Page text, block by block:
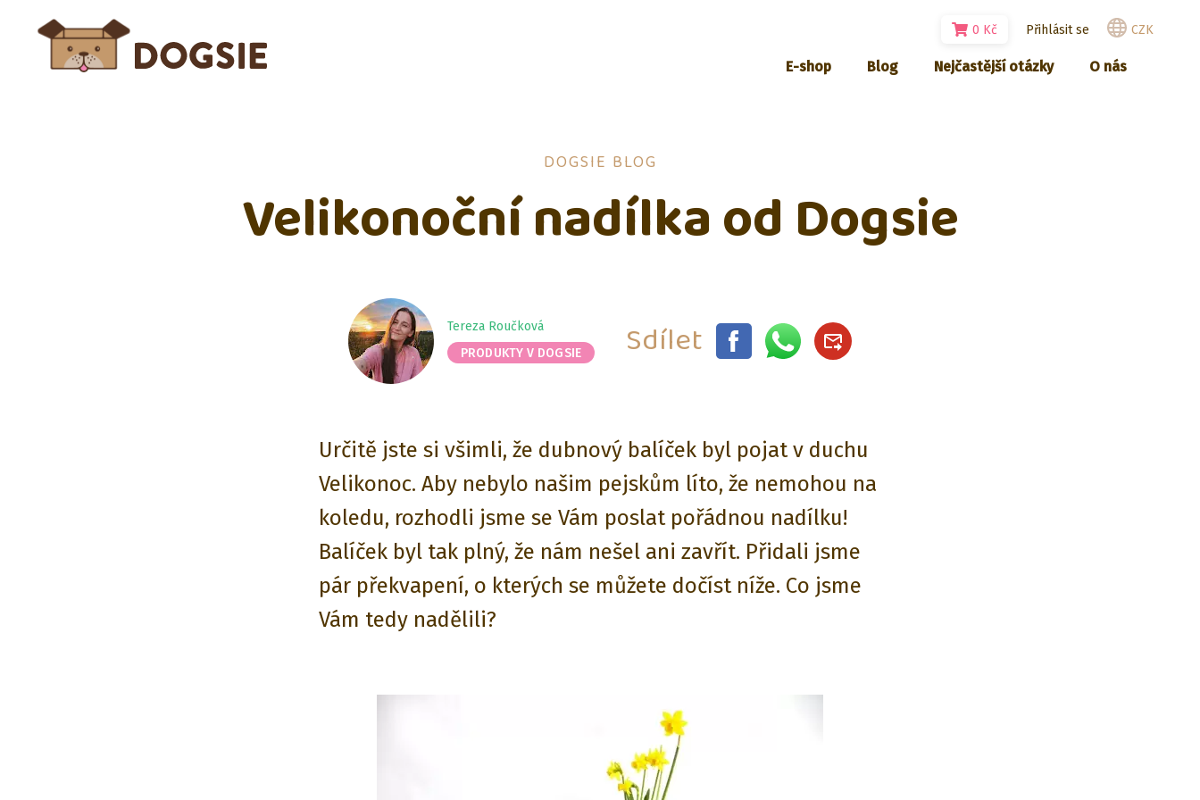
E-shop Blog Nejčastější otázky O nás
0 Kč Přihlásit se CZK
DOGSIE BLOG
Velikonoční nadílka od Dogsie
Tereza Roučková
PRODUKTY V DOGSIE
Sdílet
Určitě jste si všimli, že dubnový balíček byl pojat v duchu
Velikonoc. Aby nebylo našim pejskům líto, že nemohou na
koledu, rozhodli jsme se Vám poslat pořádnou nadílku!
Balíček byl tak plný, že nám nešel ani zavřít. Přidali jsme
pár překvapení, o kterých se můžete dočíst níže. Co jsme
Vám tedy nadělili?